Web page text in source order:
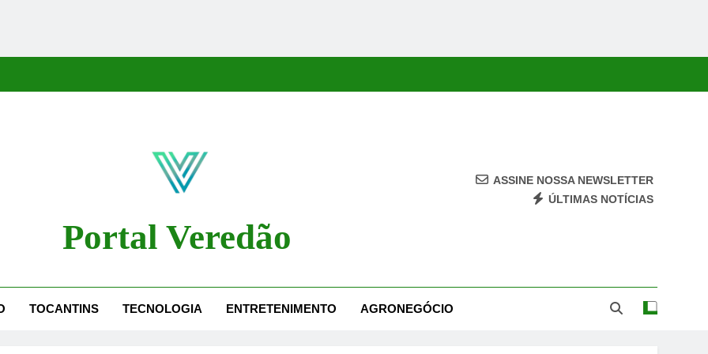
Portal Veredão
ASSINE NOSSA NEWSLETTER
ÚLTIMAS NOTÍCIAS
TOCANTINS TECNOLOGIA ENTRETENIMENTO AGRONEGÓCIO